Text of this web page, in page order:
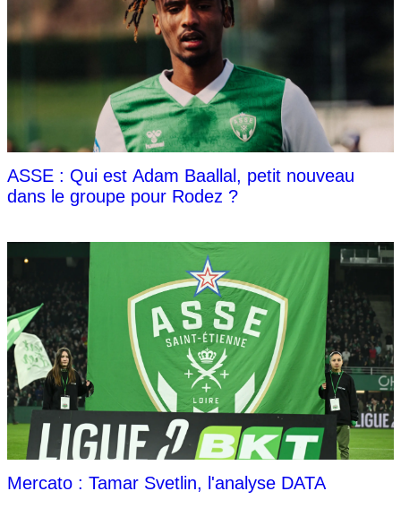
ASSE : Qui est Adam Baallal, petit nouveau
dans le groupe pour Rodez ?
Mercato : Tamar Svetlin, l'analyse DATA